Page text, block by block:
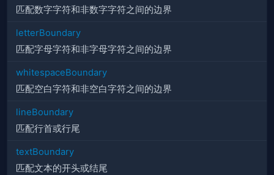
匹配数字字符和非数字字符之间的边界
letterBoundary
匹配字母字符和非字母字符之间的边界
whitespaceBoundary
匹配空白字符和非空白字符之间的边界
lineBoundary
匹配行首或行尾
textBoundary
匹配文本的开头或结尾